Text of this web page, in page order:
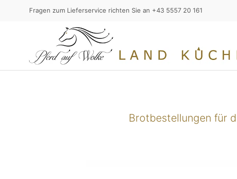
Fragen zum Lieferservice richten Sie an +43 5557 20 161
Brotbestellungen für